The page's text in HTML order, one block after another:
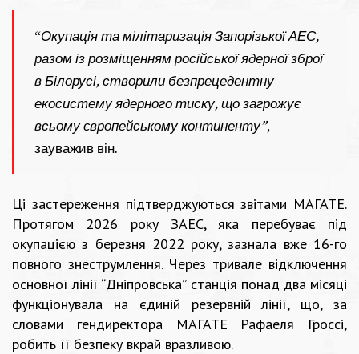
“Окупація та мілітаризація Запорізької АЕС,
разом із розміщенням російської ядерної зброї
в Білорусі, створили безпрецедентну
екосистему ядерного тиску, що загрожує
всьому європейському континенту”, —
зауважив він.
Ці застереження підтверджуються звітами МАГАТЕ.
Протягом 2026 року ЗАЕС, яка перебуває під
окупацією з березня 2022 року, зазнала вже 16-го
повного знеструмлення. Через тривале відключення
основної лінії “Дніпровська” станція понад два місяці
функціонувала на єдиній резервній лінії, що, за
словами гендиректора МАГАТЕ Рафаеля Гроссі,
робить її безпеку вкрай вразливою.